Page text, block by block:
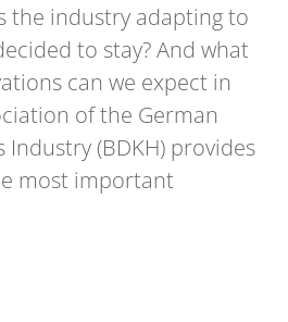
the industry adapting to
to stay? And what
can we expect in
of the German
Industry (BDKH) provides
most important